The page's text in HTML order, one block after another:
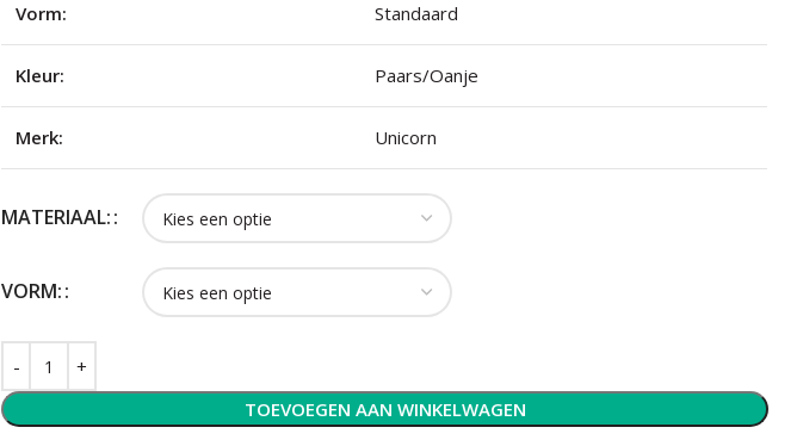
Vorm: Standaard
Kleur: Paars/Oanje
Merk: Unicorn
MATERIAAL:
VORM:
TOEVOEGEN AAN WINKELWAGEN